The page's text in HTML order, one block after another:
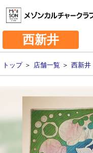
西新井
トップ＞ 店舗一覧 ＞ 西新井